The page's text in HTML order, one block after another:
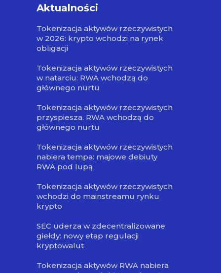
Aktualności
Tokenizacja aktywów rzeczywistych
w 2026: krypto wchodzi na rynek
obligacji
Tokenizacja aktywów rzeczywistych
w natarciu: RWA wchodzą do
głównego nurtu
Tokenizacja aktywów rzeczywistych
przyspiesza. RWA wchodzą do
głównego nurtu
Tokenizacja aktywów rzeczywistych
nabiera tempa: majowe debiuty
RWA pod lupą
Tokenizacja aktywów rzeczywistych
wchodzi do mainstreamu rynku
krypto
SEC uderza w zdecentralizowane
giełdy: nowy etap regulacji
kryptowalut
Tokenizacja aktywów RWA nabiera